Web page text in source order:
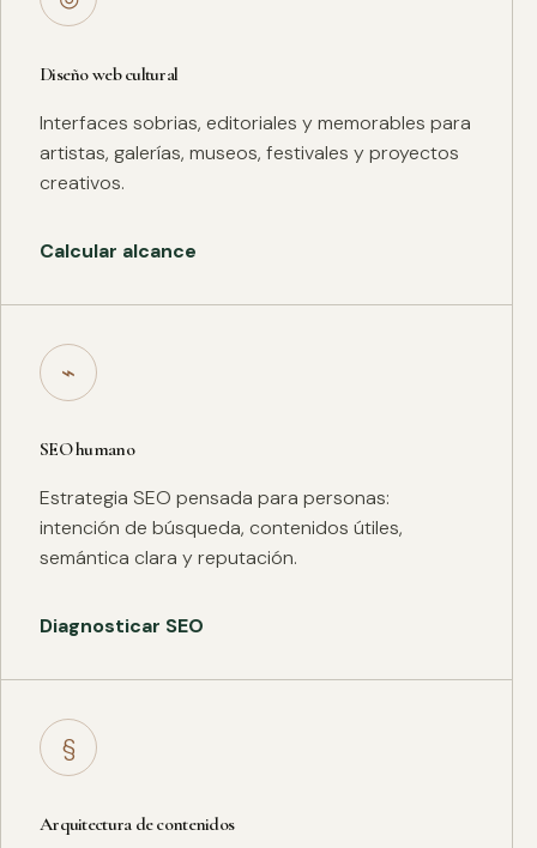
Diseño web cultural
Interfaces sobrias, editoriales y memorables para
artistas, galerías, museos, festivales y proyectos
creativos.
Calcular alcance
⌁
SEO humano
Estrategia SEO pensada para personas:
intención de búsqueda, contenidos útiles,
semántica clara y reputación.
Diagnosticar SEO
§
Arquitectura de contenidos